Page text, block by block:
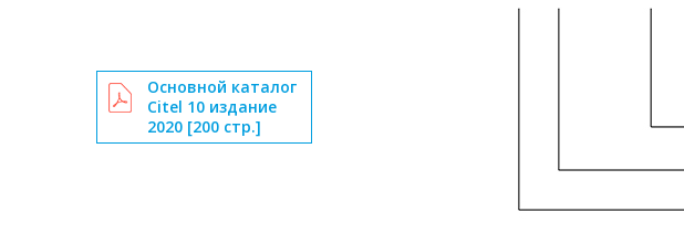
Основной каталог
Citel 10 издание
2020 [200 стр.]